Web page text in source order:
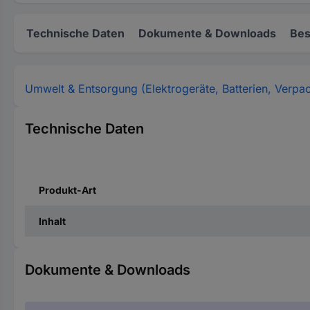
Technische Daten Dokumente & Downloads
Umwelt & Entsorgung (Elektrogeräte, Batterien,
Technische Daten
Produkt-Art
Inhalt
Dokumente & Downloads